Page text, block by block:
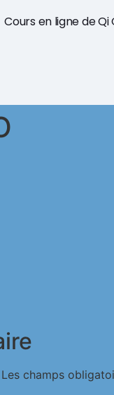
Cours en ligne de Qi
Les champs